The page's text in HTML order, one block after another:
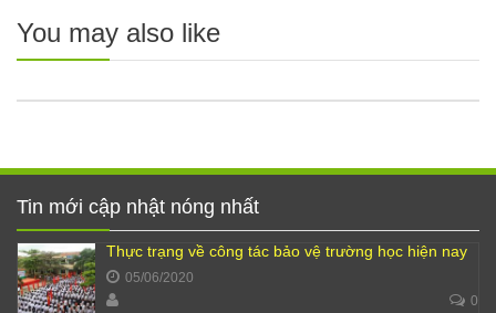
You may also like
Tin mới cập nhật nóng nhất
Thực trạng về công tác bảo vệ trường học hiện nay
05/06/2020
0